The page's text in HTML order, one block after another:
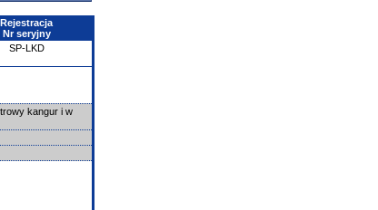
Rejestracja
Nr seryjny
SP-LKD
kangur i w